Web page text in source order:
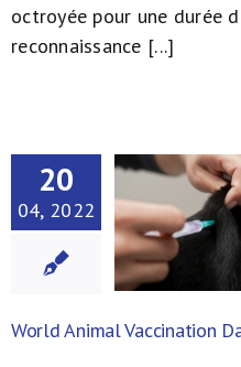
octroyée pour une durée
reconnaissance [...]
20
04, 2022
World Animal Vaccination